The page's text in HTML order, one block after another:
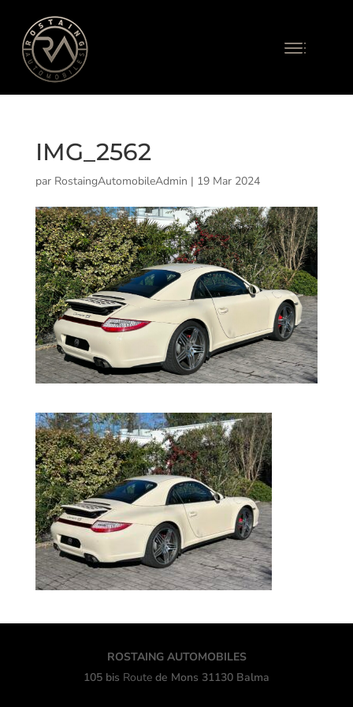
IMG_2562
par RostaingAutomobileAdmin | 19 Mar 2024
ROSTAING AUTOMOBILES
105 bis Route de Mons 31130 Balma